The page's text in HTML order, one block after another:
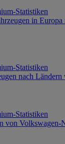
Statistiken
in Europa
Statistiken
nach
Statistiken
von Volkswagen-